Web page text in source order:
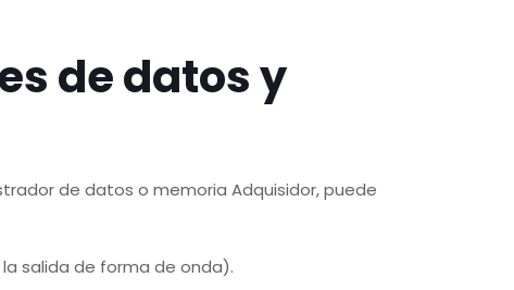
de datos y
de datos o memoria Adquisidor, puede
salida de forma de onda).